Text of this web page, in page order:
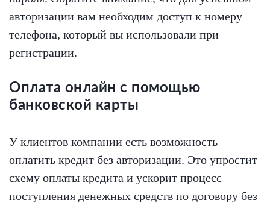
авторизации вам необходим доступ к номеру
телефона, который вы использовали при
регистрации.
Оплата онлайн с помощью
банковской карты
У клиентов компании есть возможность
оплатить кредит без авторизации. Это упростит
схему оплаты кредита и ускорит процесс
поступления денежных средств по договору без